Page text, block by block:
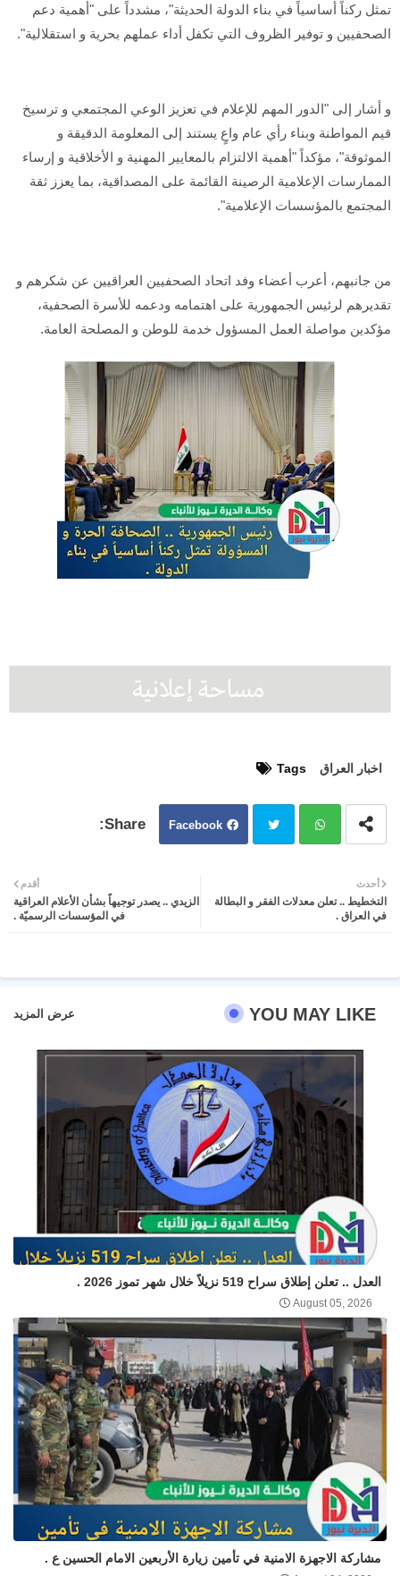
تمثل ركناً أساسياً في بناء الدولة الحديثة"، مشدداً على "أهمية دعم
الصحفيين و توفير الظروف التي تكفل أداء عملهم بحرية و استقلالية".
و أشار إلى "الدور المهم للإعلام في تعزيز الوعي المجتمعي و ترسيخ
قيم المواطنة وبناء رأي عام واعٍ يستند إلى المعلومة الدقيقة و
الموثوقة"، مؤكداً "أهمية الالتزام بالمعايير المهنية و الأخلاقية و إرساء
الممارسات الإعلامية الرصينة القائمة على المصداقية، بما يعزز ثقة
المجتمع بالمؤسسات الإعلامية".
من جانبهم، أعرب أعضاء وفد اتحاد الصحفيين العراقيين عن شكرهم و
تقديرهم لرئيس الجمهورية على اهتمامه ودعمه للأسرة الصحفية،
مؤكدين مواصلة العمل المسؤول خدمة للوطن و المصلحة العامة.
Tags اخبار العراق
Facebook
ter atsa
أحدث
التخطيط .. تعلن معدلات الفقر و البطالة
في العراق .
أقدم
الزيدي .. يصدر توجيهاً بشأن الأعلام العراقية
في المؤسسات الرسميّة .
YOU MAY LIKE عرض المزيد
العدل .. تعلن إطلاق سراح 519 نزيلاً خلال شهر تموز 2026 .
August 05, 2026
مشاركة الاجهزة الامنية في تأمين زيارة الأربعين الامام الحسين ع .